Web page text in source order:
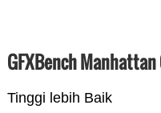
GFXBench Manhattan
Tinggi lebih Baik